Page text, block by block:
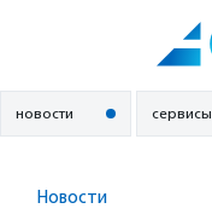
новости сервисы
Новости